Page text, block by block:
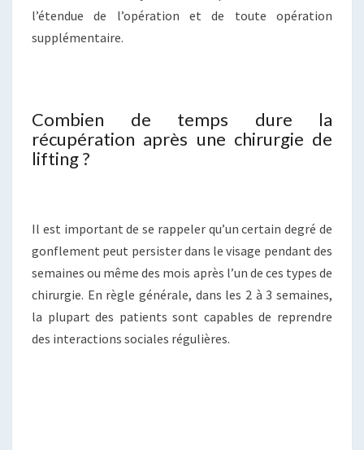
l’étendue de l’opération et de toute opération
supplémentaire.
Combien de temps dure la
récupération après une chirurgie de
lifting ?
Il est important de se rappeler qu’un certain degré de
gonflement peut persister dans le visage pendant des
semaines ou même des mois après l’un de ces types de
chirurgie. En règle générale, dans les 2 à 3 semaines,
la plupart des patients sont capables de reprendre
des interactions sociales régulières.